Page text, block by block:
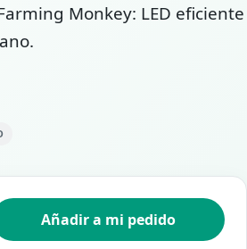
Monkey: LED eficiente
Añadir a mi pedido